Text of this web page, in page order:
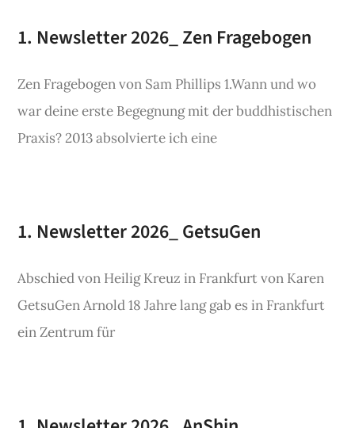
1. Newsletter 2026_ Zen Fragebogen
Zen Fragebogen von Sam Phillips 1.Wann und wo
war deine erste Begegnung mit der buddhistischen
Praxis? 2013 absolvierte ich eine
1. Newsletter 2026_ GetsuGen
Abschied von Heilig Kreuz in Frankfurt von Karen
GetsuGen Arnold 18 Jahre lang gab es in Frankfurt
ein Zentrum für